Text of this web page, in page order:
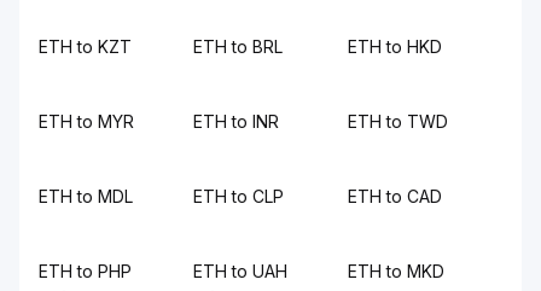
ETH to KZT ETH to BRL ETH to HKD
ETH to MYR ETH to INR ETH to TWD
ETH to MDL ETH to CLP ETH to CAD
ETH to PHP ETH to UAH ETH to MKD